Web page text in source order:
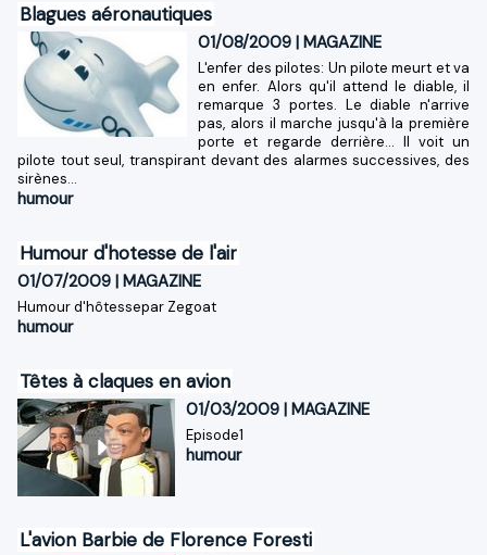
Blagues aéronautiques
01/08/2009 |MAGAZINE
L'enfer des pilotes: Un pilote meurt et va
en enfer. Alors qu'il attend le diable, il
remarque 3 portes. Le diable n'arrive
pas, alors il marche jusqu'à la première
porte et regarde derrière... Il voit un
pilote tout seul, transpirant devant des alarmes successives, des
sirènes...
humour
Humour d'hotesse de l'air
01/07/2009 | MAGAZINE
Humour d'hôtessepar Zegoat
humour
Têtes à claques en avion
01/03/2009 | MAGAZINE
Episode1
humour
L'avion Barbie de Florence Foresti